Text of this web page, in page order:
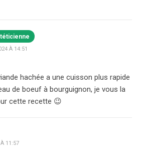
À 14:51
hachée a une cuisson plus rapide
de boeuf à bourguignon, je vous la
cette recette 😉
11:57